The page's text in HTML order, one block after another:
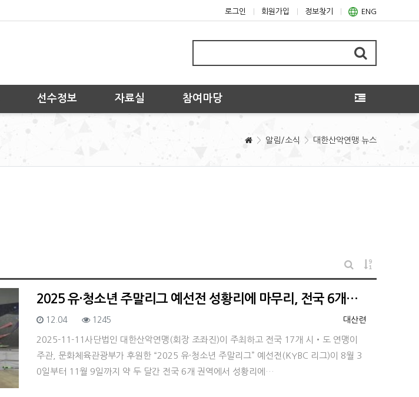
로그인 회원가입 정보찾기 ENG
선수정보 자료실 참여마당
알림/소식 대한산악연맹 뉴스
게시판 검색
게시물 정렬
2025 유·청소년 주말리그 예선전 성황리에 마무리, 전국 6개…
등록자
대산련
등록일
12.04 조회
1245
2025-11-11사단법인 대한산악연맹(회장 조좌진)이 주최하고 전국 17개 시‧도 연맹이
주관, 문화체육관광부가 후원한 “2025 유·청소년 주말리그” 예선전(KYBC 리그)이 8월 3
0일부터 11월 9일까지 약 두 달간 전국 6개 권역에서 성황리에…